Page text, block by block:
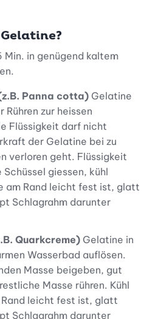
in genügend kaltem
Panna cotta) Gelatine
zur heissen
Flüssigkeit darf nicht
der Gelatine bei zu
verloren geht. Flüssigkeit
Schüssel giessen, kühl
am Rand leicht fest ist, glatt
Schlagrahm darunter
Quarkcreme) Gelatine in
Wasserbad auflösen.
Masse beigeben, gut
Masse rühren. Kühl
leicht fest ist, glatt
Schlagrahm darunter